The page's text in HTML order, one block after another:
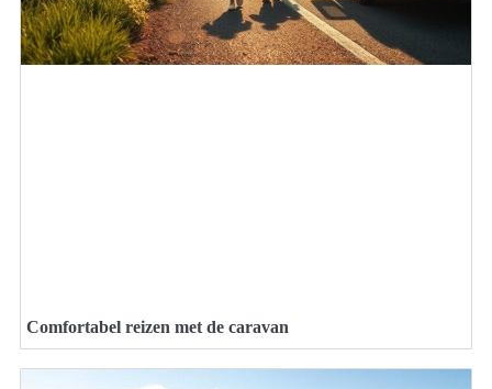
Comfortabel reizen met de caravan